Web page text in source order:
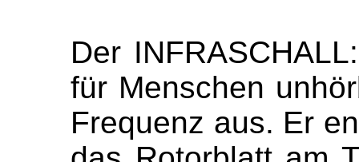
Der
für Menschen
Frequenz aus. Er